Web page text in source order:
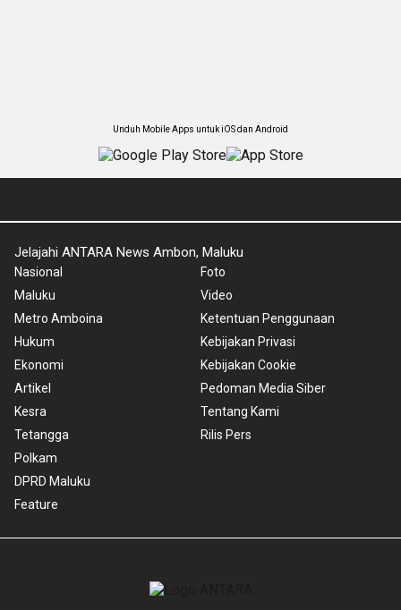
Unduh Mobile Apps untuk iOS dan Android
Jelajahi ANTARA News Ambon, Maluku
Nasional
Maluku
Metro Amboina
Hukum
Ekonomi
Artikel
Kesra
Tetangga
Polkam
DPRD Maluku
Feature
Foto
Video
Ketentuan Penggunaan
Kebijakan Privasi
Kebijakan Cookie
Pedoman Media Siber
Tentang Kami
Rilis Pers